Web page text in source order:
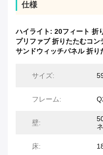
仕様
ハイライト: 20フィート 折
プリファブ 折りたたむコン
サンドウィッチパネル 折り
サイズ:
フレーム:
壁:
床: